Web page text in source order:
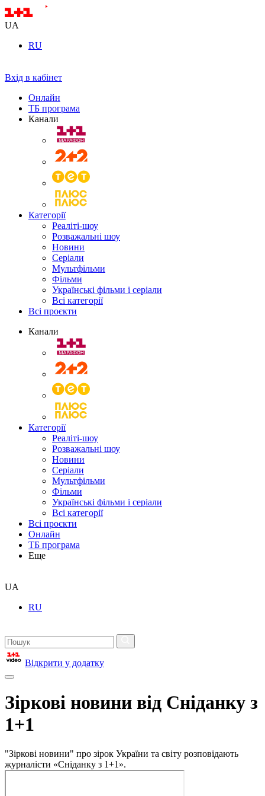
UA
RU
Вхід в кабінет
Онлайн
ТБ програма
Канали
Категорії
Реаліті-шоу
Розважальні шоу
Новини
Серіали
Мультфільми
Фільми
Українські фільми і серіали
Всі категорії
Всі проєкти
Канали
Категорії
Реаліті-шоу
Розважальні шоу
Новини
Серіали
Мультфільми
Фільми
Українські фільми і серіали
Всі категорії
Всі проєкти
Онлайн
ТБ програма
Еще
UA
RU
Відкрити у додатку
Зіркові новини від Сніданку з
1+1
"Зіркові новини" про зірок України та світу розповідають
журналісти «Сніданку з 1+1».